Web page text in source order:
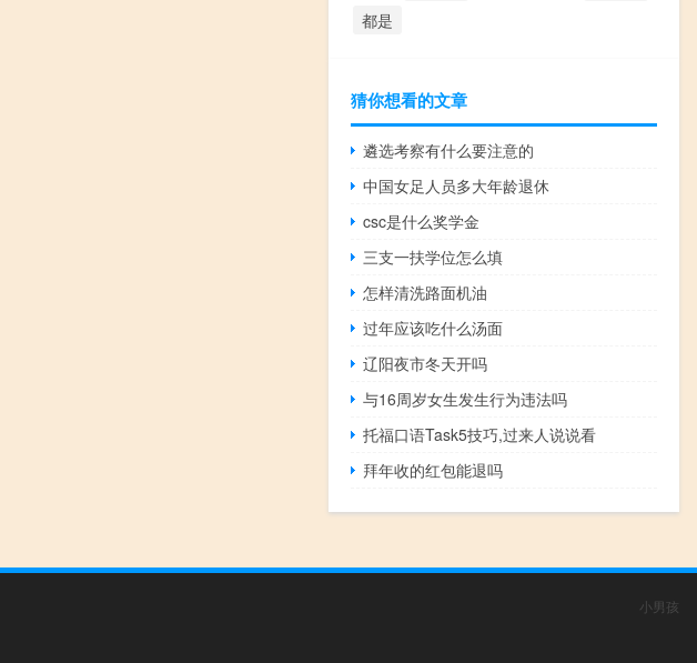
都是
猜你想看的文章
遴选考察有什么要注意的
中国女足人员多大年龄退休
csc是什么奖学金
三支一扶学位怎么填
怎样清洗路面机油
过年应该吃什么汤面
辽阳夜市冬天开吗
与16周岁女生发生行为违法吗
托福口语Task5技巧,过来人说说看
拜年收的红包能退吗
小男孩